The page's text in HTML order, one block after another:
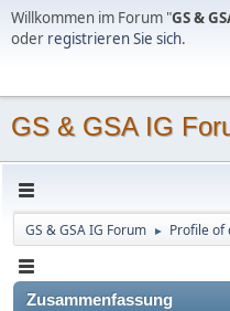
Willkommen im Forum "GS &
oder registrieren Sie sich.
GS & GSA IG
GS & GSA IG Forum ► Profile of
Zusammenfassung